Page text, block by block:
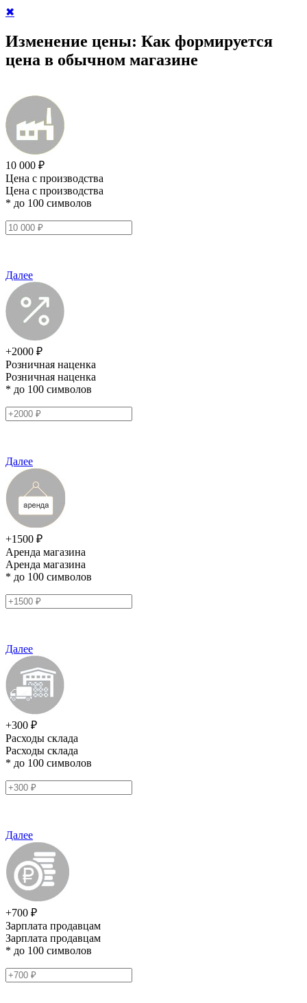
✖
Изменение цены: Как формируется
цена в обычном магазине
10 000 ₽
Цена с производства
Цена с производства
* до 100 символов
Далее
+2000 ₽
Розничная наценка
Розничная наценка
* до 100 символов
Далее
+1500 ₽
Аренда магазина
Аренда магазина
* до 100 символов
Далее
+300 ₽
Расходы склада
Расходы склада
* до 100 символов
Далее
+700 ₽
Зарплата продавцам
Зарплата продавцам
* до 100 символов